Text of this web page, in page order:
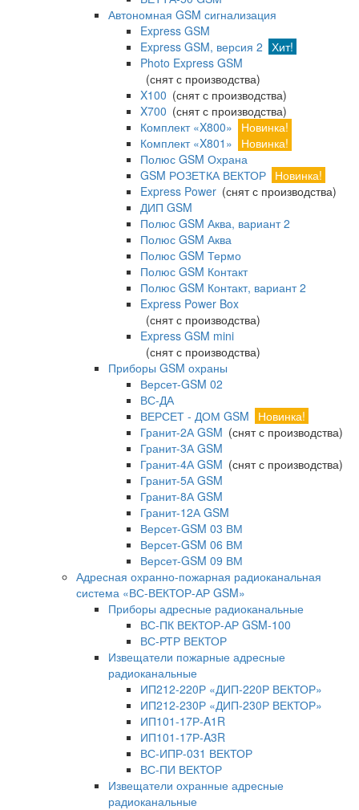
Автономная GSM сигнализация
Express GSM
Express GSM, версия 2 Хит!
Photo Express GSM
(снят с производства)
X100 (снят с производства)
X700 (снят с производства)
Комплект «X800»
Новинка!
Комплект «X801»
Новинка!
Полюс GSM Охрана
GSM РОЗЕТКА ВЕКТОР Новинка!
Express Power (снят с производства)
ДИП GSM
Полюс GSM Аква, вариант 2
Полюс GSM Аква
Полюс GSM Термо
Полюс GSM Контакт
Полюс GSM Контакт, вариант 2
Express Power Box
(снят с производства)
Express GSM mini
(снят с производства)
Приборы GSM охраны
Версет-GSM 02
ВС-ДА
ВЕРСЕТ - ДОМ GSM
Новинка!
Гранит-2А GSM (снят с производства)
Гранит-3А GSM
Гранит-4А GSM (снят с производства)
Гранит-5А GSM
Гранит-8А GSM
Гранит-12А GSM
Версет-GSM 03 ВМ
Версет-GSM 06 ВМ
Версет-GSM 09 ВМ
Адресная охранно-пожарная радиоканальная
система «ВС-ВЕКТОР-АР GSM»
Приборы адресные радиоканальные
ВС-ПК ВЕКТОР-АР GSM-100
ВС-РТР ВЕКТОР
Извещатели пожарные адресные
радиоканальные
ИП212-220Р «ДИП-220Р ВЕКТОР»
ИП212-230Р «ДИП-230Р ВЕКТОР»
ИП101-17Р-A1R
ИП101-17Р-A3R
ВС-ИПР-031 ВЕКТОР
ВС-ПИ ВЕКТОР
Извещатели охранные адресные
радиоканальные